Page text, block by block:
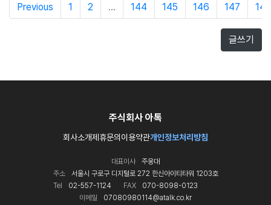
Previous 1 2 ... 144 145 146 147 148
글쓰기
주식회사 아톡
회사소개제휴문의 이용약관개인정보처리방침
대표이사
주웅대
주소
서울시 구로구 디지털로 272 한신아이티타워 1203호
Tel
02-557-1124 FAX
070-8098-0123
이메일
07080980114@atalk.co.kr